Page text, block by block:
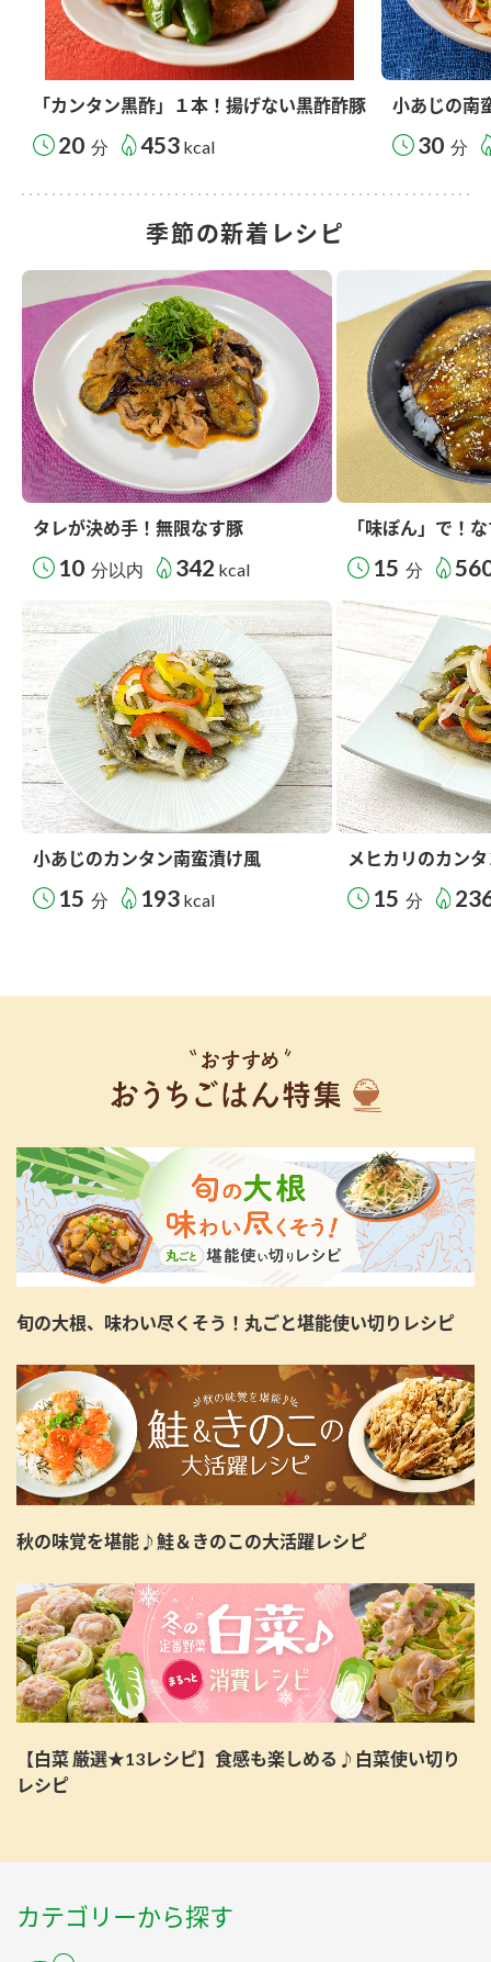
「カンタン黒酢」１本！揚げない黒酢酢豚
20 分 453 kcal
小あじの南
30 分
季節の新着レシピ
タレが決め手！無限なす豚
10 分以内 342 kcal
「味ぽん」で！
15 分
小あじのカンタン南蛮漬け風
15 分 193 kcal
メヒカリのカン
15 分
旬の大根、味わい尽くそう！丸ごと堪能使い切りレシピ
秋の味覚を堪能♪鮭＆きのこの大活躍レシピ
【白菜 厳選★13レシピ】食感も楽しめる♪白菜使い切り
レシピ
カテゴリーから探す